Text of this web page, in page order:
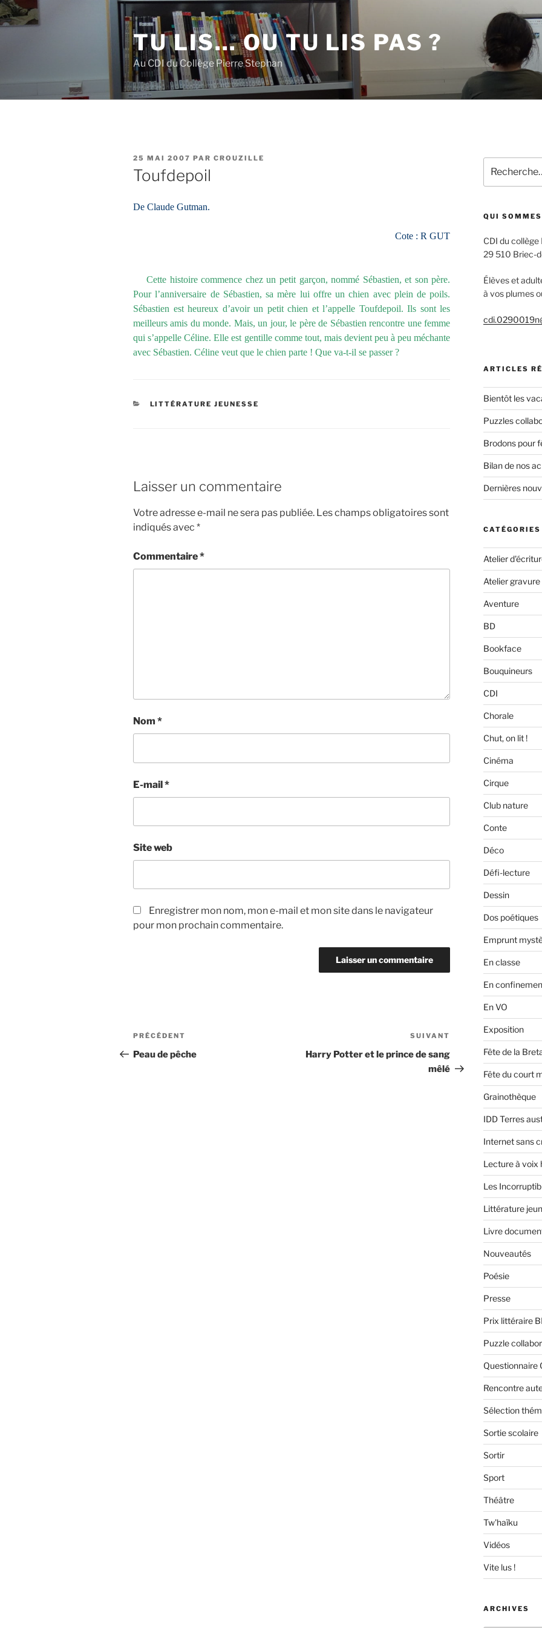
Aller
au
TU LIS… OU TU LIS PAS ?
Au CDI du Collège Pierre Stephan
PUBLIÉ
LE
25 MAI 2007 PAR CROUZILLE
Toufdepoil
De Claude Gutman.
Cote : R GUT
Cette histoire commence chez un petit garçon, nommé Sébastien, et son père.
Pour l’anniversaire de Sébastien, sa mère lui offre un chien avec plein de poils.
Sébastien est heureux d’avoir un petit chien et l’appelle Toufdepoil. Ils sont les
meilleurs amis du monde. Mais, un jour, le père de Sébastien rencontre une femme
qui s’appelle Céline. Elle est gentille comme tout, mais devient peu à peu méchante
avec Sébastien. Céline veut que le chien parte ! Que va-t-il se passer ?
CATÉGORIES
LITTÉRATURE JEUNESSE
Laisser un commentaire
Votre adresse e-mail ne sera pas publiée. Les champs obligatoires sont
indiqués avec *
Commentaire*
Nom *
E-mail*
Site web
Enregistrer mon nom, mon e-mail et mon site dans le navigateur
pour mon prochain commentaire.
Navigation
de
Article
précédent
PRÉCÉDENT
Peau de pêche
suivant
SUIVANT
Harry Potter et le prince de sang
mêlé
pour
:
QUI
CDI du
29 510 Briec-
Élèves et
à vos plumes
ARTICLES
Bientôt les
Puzzles
Brodons pour
Bilan de nos
Dernières
CATÉGORIES
Atelier
Atelier gravure
Aventure
BD
Bookface
Bouquineurs
CDI
Chorale
Chut, on lit !
Cinéma
Cirque
Club nature
Conte
Déco
Défi-lecture
Dessin
Dos poétiques
Emprunt
En classe
En
En VO
Exposition
Fête de la
Fête du court
Grainothèque
IDD Terres
Internet sans
Lecture à voix
Les
Littérature
Livre
Nouveautés
Poésie
Presse
Prix littéraire
Puzzle
Questionnaire
Rencontre
Sélection
Sortie scolaire
Sortir
Sport
Théâtre
Tw'haïku
Vidéos
Vite lus !
ARCHIVES